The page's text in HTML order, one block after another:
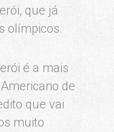
que já
olímpicos.
é a mais
de
que vai
muito